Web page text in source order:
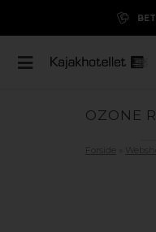
MED
OZONE